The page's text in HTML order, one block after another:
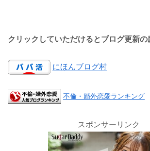
クリックしていただけるとブログ更新の
にほんブログ村
不倫・婚外恋愛ランキング
スポンサーリンク